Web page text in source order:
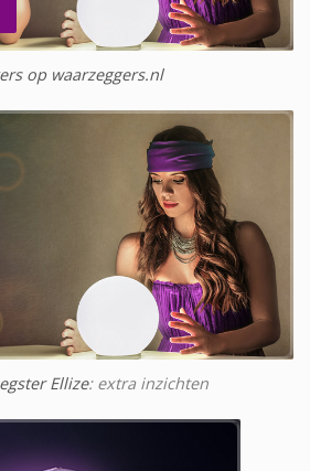
op waarzeggers.nl
Ellize: extra inzichten